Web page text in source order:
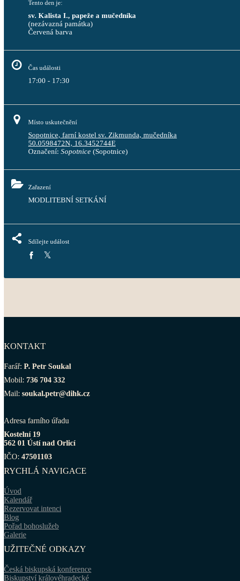
Tento den je:
sv. Kalista I., papeže a mučedníka
(nezávazná památka)
Červená barva
Čas události
17:00 - 17:30
Místo uskutečnění
Sopotnice, farní kostel sv. Zikmunda, mučedníka
50.0598472N, 16.3452744E
Označení: Sopotnice (Sopotnice)
Zařazení
MODLITEBNÍ SETKÁNÍ
Sdílejte událost
KONTAKT
Farář: P. Petr Soukal
Mobil: 736 704 332
Mail: soukal.petr@dihk.cz
Adresa farního úřadu
Kostelní 19
562 01 Ústí nad Orlicí
IČO: 47501103
RYCHLÁ NAVIGACE
Úvod
Kalendář
Rezervovat intenci
Blog
Pořad bohoslužeb
Galerie
UŽITEČNÉ ODKAZY
Česká biskupská konference
Biskupství královéhradecké